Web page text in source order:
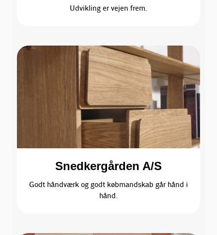
Udvikling er vejen frem.
Snedkergården A/S
Godt håndværk og godt købmandskab går hånd i
hånd.